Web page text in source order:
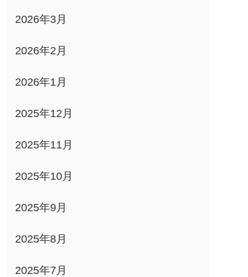
2026年3月
2026年2月
2026年1月
2025年12月
2025年11月
2025年10月
2025年9月
2025年8月
2025年7月